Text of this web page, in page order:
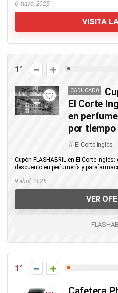
6 mayo, 2025
VISITA
1
CADUCADO
El Corte
en
por
El Corte Inglés
Cupón FLASHABRIL en El Corte
descuento en perfumería y
9 abril, 2025
VER
1